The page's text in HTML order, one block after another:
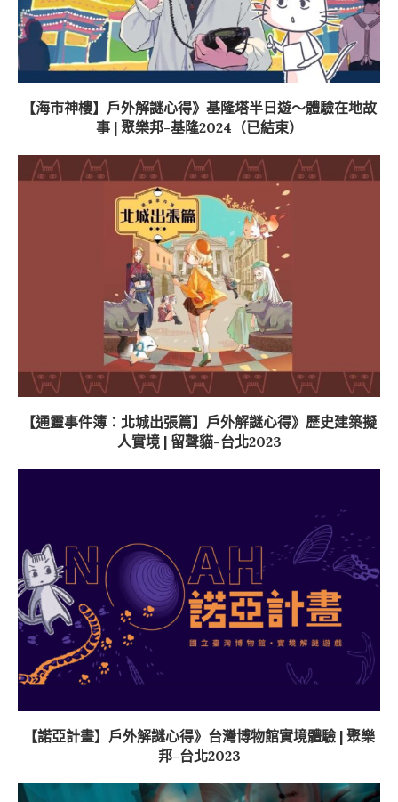
【海市神樓】戶外解謎心得》基隆塔半日遊～體驗在地故
事 | 聚樂邦-基隆2024（已結束）
【通靈事件簿：北城出張篇】戶外解謎心得》歷史建築擬
人實境 | 留聲貓-台北2023
【諾亞計畫】戶外解謎心得》台灣博物館實境體驗 | 聚樂
邦-台北2023